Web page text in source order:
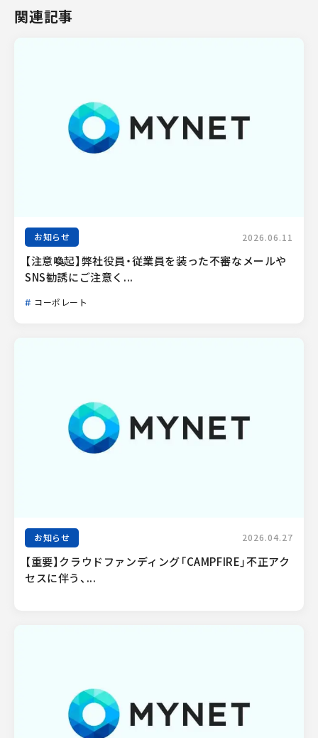
関連記事
お知らせ 2026.06.11
【注意喚起】弊社役員・従業員を装った不審なメールや
SNS勧誘にご注意く...
コーポレート
お知らせ 2026.04.27
【重要】クラウドファンディング「CAMPFIRE」不正アク
セスに伴う、...